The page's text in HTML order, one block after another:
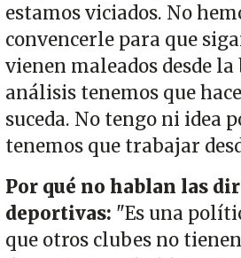
estamos viciados. No
convencerle para que
vienen maleados desde la
análisis tenemos que
suceda. No tengo ni idea
tenemos que trabajar
Por qué no hablan las
deportivas: "Es una
que otros clubes no